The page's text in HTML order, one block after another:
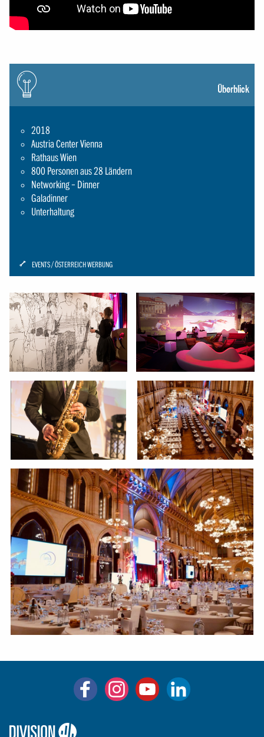
Icon:
gluehbirne
Überblick
2018
Austria Center Vienna
Rathaus Wien
800 Personen aus 28 Ländern
Networking – Dinner
Galadinner
Unterhaltung
ICON:
SCHRAUBENSCHLUESSEL-
EVENTS ÖSTERREICH WERBUNG
Logo: